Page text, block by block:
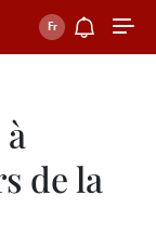
de la